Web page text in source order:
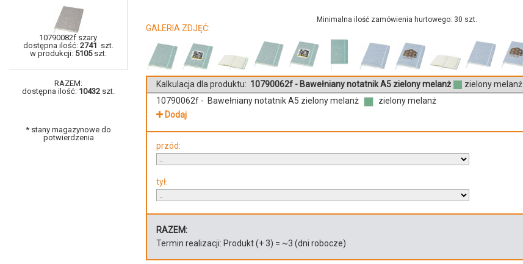
10790082f szary
dostępna ilość: 2741 szt.
w produkcji: 5105szt.
RAZEM:
dostępna ilość: 10432 szt.
* stany magazynowe do
potwierdzenia
Minimalna ilość zamówienia hurtowego: 30 szt.
GALERIA ZDJĘĆ:
Kalkulacja dla produktu: 10790062f - Bawełniany notatnik A5 zielony melanż
zielony melanż
10790062f - Bawełniany notatnik A5 zielony melanż
zielony melanż
Dodaj
przód:
tył:
RAZEM:
Termin realizacji: Produkt(+3) = ~3 (dni robocze)